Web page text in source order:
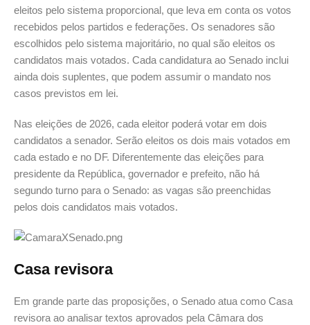
eleitos pelo sistema proporcional, que leva em conta os votos
recebidos pelos partidos e federações. Os senadores são
escolhidos pelo sistema majoritário, no qual são eleitos os
candidatos mais votados. Cada candidatura ao Senado inclui
ainda dois suplentes, que podem assumir o mandato nos
casos previstos em lei.
Nas eleições de 2026, cada eleitor poderá votar em dois
candidatos a senador. Serão eleitos os dois mais votados em
cada estado e no DF. Diferentemente das eleições para
presidente da República, governador e prefeito, não há
segundo turno para o Senado: as vagas são preenchidas
pelos dois candidatos mais votados.
Casa revisora
Em grande parte das proposições, o Senado atua como Casa
revisora ao analisar textos aprovados pela Câmara dos